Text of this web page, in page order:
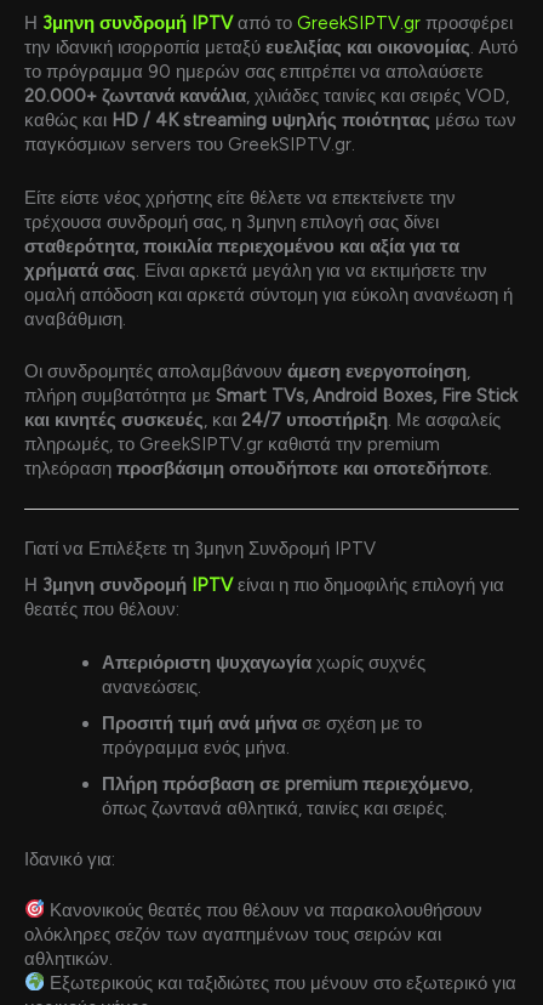
Η 3μηνη συνδρομή IPTVαπό το GreekSIPTV.gr προσφέρει
την ιδανική ισορροπία μεταξύ ευελιξίας και οικονομίας. Αυτό
το πρόγραμμα 90 ημερών σας επιτρέπει να απολαύσετε
20.000+ ζωντανά κανάλια, χιλιάδες ταινίες και σειρές VOD,
καθώς και HD / 4K streaming υψηλής ποιότητας μέσω των
παγκόσμιων servers του GreekSIPTV.gr.
Είτε είστε νέος χρήστης είτε θέλετε να επεκτείνετε την
τρέχουσα συνδρομή σας, η 3μηνη επιλογή σας δίνει
σταθερότητα, ποικιλία περιεχομένου και αξία για τα
χρήματά σας. Είναι αρκετά μεγάλη για να εκτιμήσετε την
ομαλή απόδοση και αρκετά σύντομη για εύκολη ανανέωση ή
αναβάθμιση.
Οι συνδρομητές απολαμβάνουν άμεση ενεργοποίηση,
πλήρη συμβατότητα με Smart TVs, Android Boxes, Fire Stick
και κινητές συσκευές, και 24/7 υποστήριξη. Με ασφαλείς
πληρωμές, το GreekSIPTV.gr καθιστά την premium
τηλεόραση προσβάσιμη οπουδήποτε και οποτεδήποτε.
Γιατί να Επιλέξετε τη 3μηνη Συνδρομή IPTV
Η 3μηνη συνδρομή IPTVείναι η πιο δημοφιλής επιλογή για
θεατές που θέλουν:
Απεριόριστη ψυχαγωγίαχωρίς συχνές
ανανεώσεις.
Προσιτή τιμή ανά μήνασε σχέση με το
πρόγραμμα ενός μήνα.
Πλήρη πρόσβαση σε premium περιεχόμενο,
όπως ζωντανά αθλητικά, ταινίες και σειρές.
Ιδανικό για:
Κανονικούς θεατές που θέλουν να παρακολουθήσουν
ολόκληρες σεζόν των αγαπημένων τους σειρών και
αθλητικών.
Εξωτερικούς και ταξιδιώτες που μένουν στο εξωτερικό για